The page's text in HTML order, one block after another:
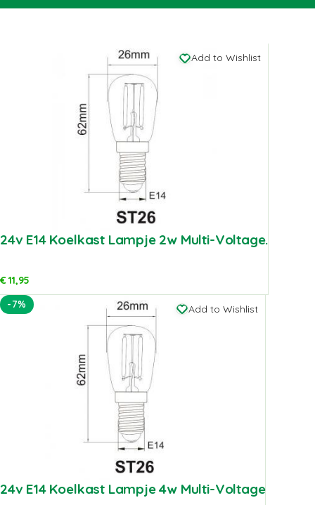
Add to Wishlist
24v E14 Koelkast Lampje 2w Multi-Voltage.
€11,95
-7%
Add to Wishlist
24v E14 Koelkast Lampje 4w Multi-Voltage